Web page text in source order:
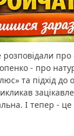
- про
та підхід
І тепер -